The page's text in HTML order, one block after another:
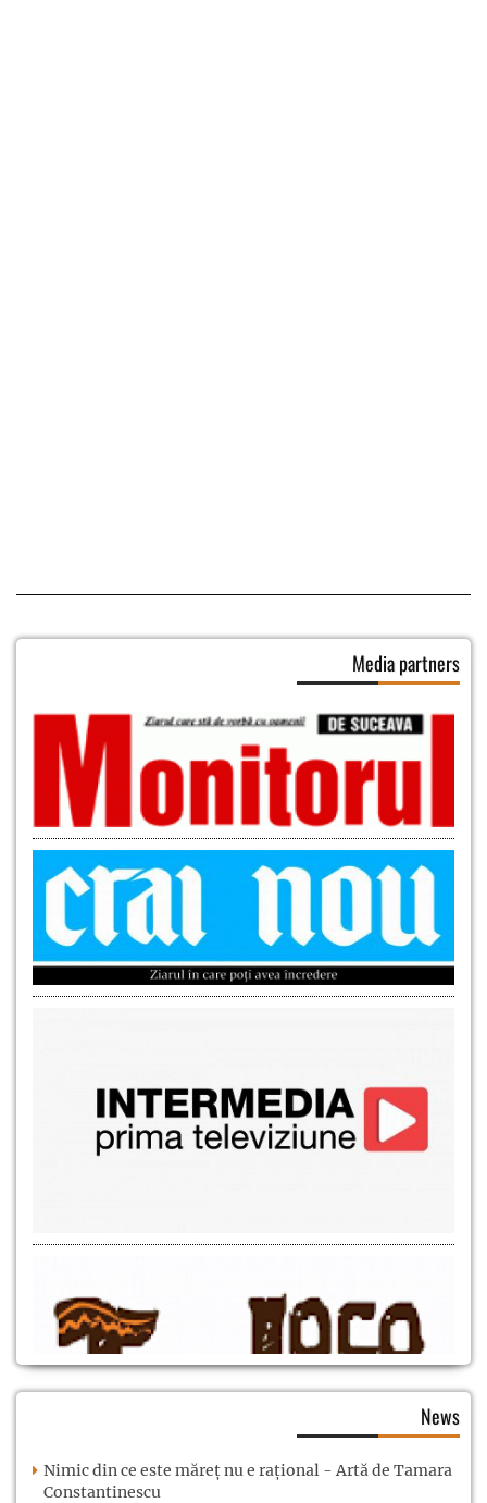
Media partners
News
Nimic din ce este măreț nu e rațional - Artă de Tamara
Constantinescu